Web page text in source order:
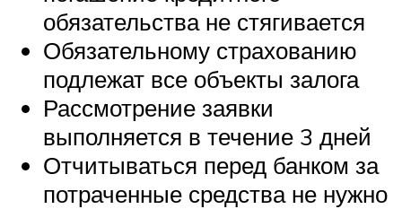
обязательства не стягивается
Обязательному страхованию
подлежат все объекты залога
Рассмотрение заявки
выполняется в течение 3 дней
Отчитываться перед банком за
потраченные средства не нужно